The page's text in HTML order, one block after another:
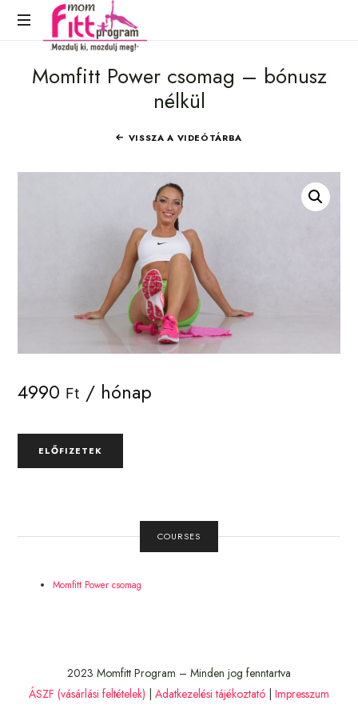
Mozdulj
ki,
Momfitt Power csomag – bónusz
nélkül
VISSZA A VIDEÓTÁRBA
4990 Ft / hónap
ELŐFIZETEK
COURSES
Momfitt Power csomag
2023 Momfitt Program – Minden jog fenntartva
ÁSZF (vásárlási feltételek) | Adatkezelési tájékoztató | Impresszum